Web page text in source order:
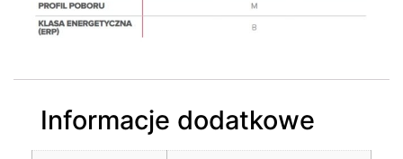
Informacje dodatkowe